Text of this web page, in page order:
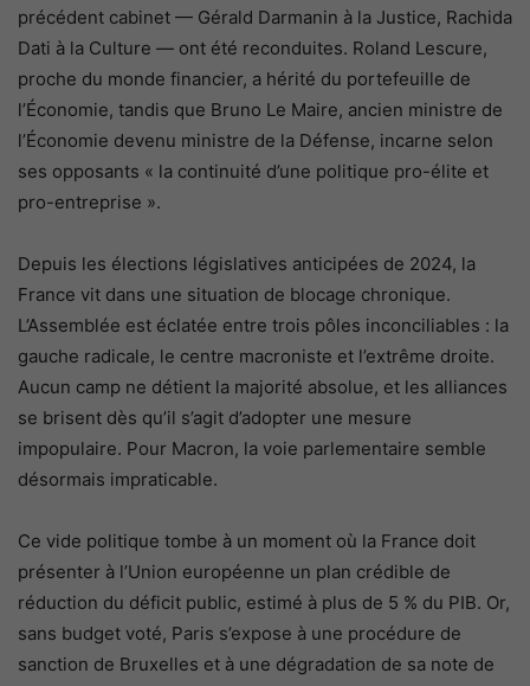
précédent cabinet — Gérald Darmanin à la Justice, Rachida
Dati à la Culture — ont été reconduites. Roland Lescure,
proche du monde financier, a hérité du portefeuille de
l’Économie, tandis que Bruno Le Maire, ancien ministre de
l’Économie devenu ministre de la Défense, incarne selon
ses opposants « la continuité d’une politique pro-élite et
pro-entreprise ».
Depuis les élections législatives anticipées de 2024, la
France vit dans une situation de blocage chronique.
L’Assemblée est éclatée entre trois pôles inconciliables : la
gauche radicale, le centre macroniste et l’extrême droite.
Aucun camp ne détient la majorité absolue, et les alliances
se brisent dès qu’il s’agit d’adopter une mesure
impopulaire. Pour Macron, la voie parlementaire semble
désormais impraticable.
Ce vide politique tombe à un moment où la France doit
présenter à l’Union européenne un plan crédible de
réduction du déficit public, estimé à plus de 5 % du PIB. Or,
sans budget voté, Paris s’expose à une procédure de
sanction de Bruxelles et à une dégradation de sa note de